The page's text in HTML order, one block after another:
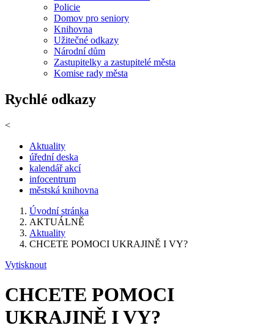
Policie
Domov pro seniory
Knihovna
Užitečné odkazy
Národní dům
Zastupitelky a zastupitelé města
Komise rady města
Rychlé odkazy
<
Aktuality
úřední deska
kalendář akcí
infocentrum
městská knihovna
Úvodní stránka
AKTUÁLNĚ
Aktuality
CHCETE POMOCI UKRAJINĚ I VY?
Vytisknout
CHCETE POMOCI
UKRAJINĚ I VY?